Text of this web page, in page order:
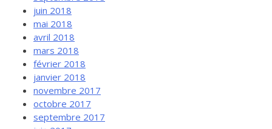
juin 2018
mai 2018
avril 2018
mars 2018
février 2018
janvier 2018
novembre 2017
octobre 2017
septembre 2017